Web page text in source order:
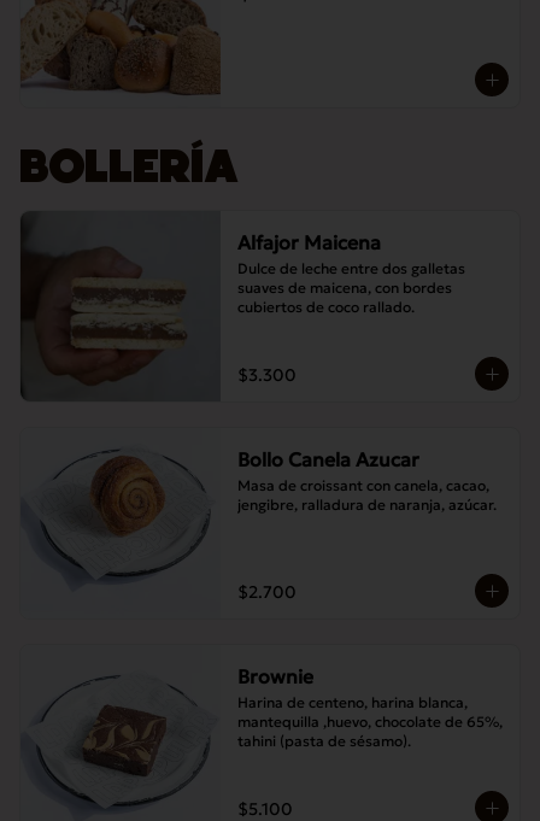
BOLLERÍA
Alfajor Maicena
Dulce de leche entre dos galletas
suaves de maicena, con bordes
cubiertos de coco rallado.
$3.300
Bollo Canela Azucar
Masa de croissant con canela, cacao,
jengibre, ralladura de naranja, azúcar.
$2.700
Brownie
Harina de centeno, harina blanca,
mantequilla ,huevo, chocolate de 65%,
tahini (pasta de sésamo).
$5.100